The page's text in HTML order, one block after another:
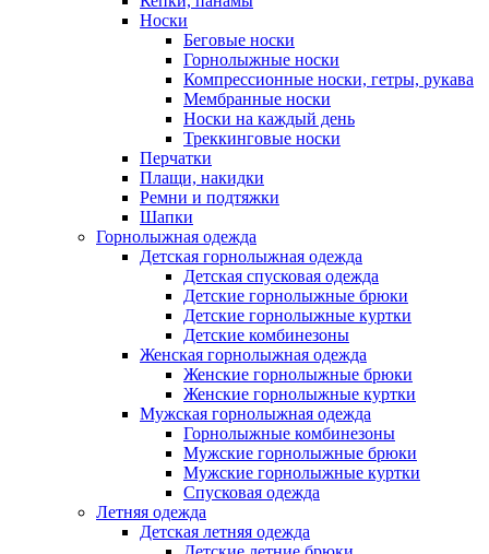
Носки
Беговые носки
Горнолыжные носки
Компрессионные носки, гетры, рукава
Мембранные носки
Носки на каждый день
Треккинговые носки
Перчатки
Плащи, накидки
Ремни и подтяжки
Шапки
Горнолыжная одежда
Детская горнолыжная одежда
Детская спусковая одежда
Детские горнолыжные брюки
Детские горнолыжные куртки
Детские комбинезоны
Женская горнолыжная одежда
Женские горнолыжные брюки
Женские горнолыжные куртки
Мужская горнолыжная одежда
Горнолыжные комбинезоны
Мужские горнолыжные брюки
Мужские горнолыжные куртки
Спусковая одежда
Летняя одежда
Детская летняя одежда